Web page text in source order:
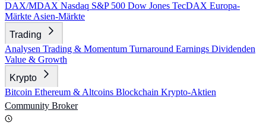
DAX/MDAX Nasdaq S&P 500 Dow Jones TecDAX Europa-
Märkte Asien-Märkte
Trading
Analysen Trading & Momentum Turnaround Earnings Dividenden
Value & Growth
Krypto
Bitcoin Ethereum & Altcoins Blockchain Krypto-Aktien
Community Broker